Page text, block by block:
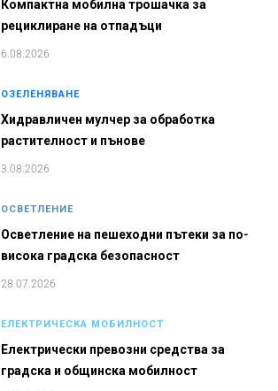
Компактна мобилна трошачка за
рециклиране на отпадъци
6.08.2026
ОЗЕЛЕНЯВАНЕ
Хидравличен мулчер за обработка
растителност и пънове
3.08.2026
ОСВЕТЛЕНИЕ
Осветление на пешеходни пътеки за по-
висока градска безопасност
28.07.2026
ЕЛЕКТРИЧЕСКА МОБИЛНОСТ
Електрически превозни средства за
градска и общинска мобилност